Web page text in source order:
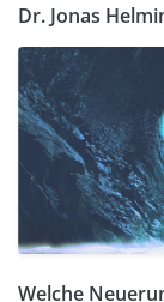
Dr. Jonas
Welche